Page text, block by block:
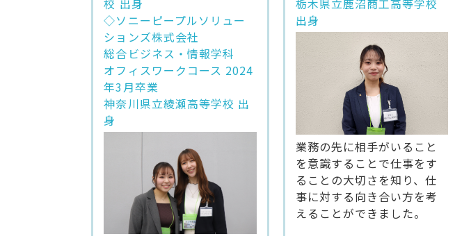
校 出身
◇ソニーピープルソリュー
ションズ株式会社
総合ビジネス・情報学科
オフィスワークコース 2024
年3月卒業
神奈川県立綾瀬高等学校 出
身
栃木県立鹿沼商工高等学校
出身
業務の先に相手がいること
を意識することで仕事をす
ることの大切さを知り、仕
事に対する向き合い方を考
えることができました。